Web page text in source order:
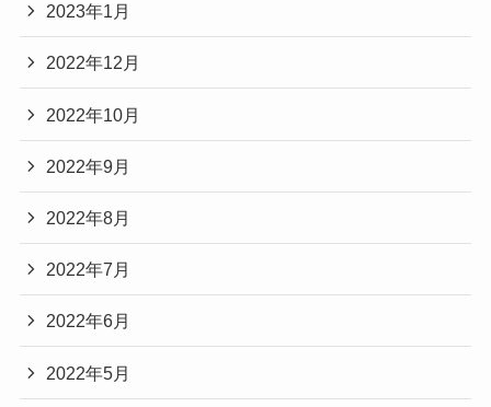
2023年1月
2022年12月
2022年10月
2022年9月
2022年8月
2022年7月
2022年6月
2022年5月